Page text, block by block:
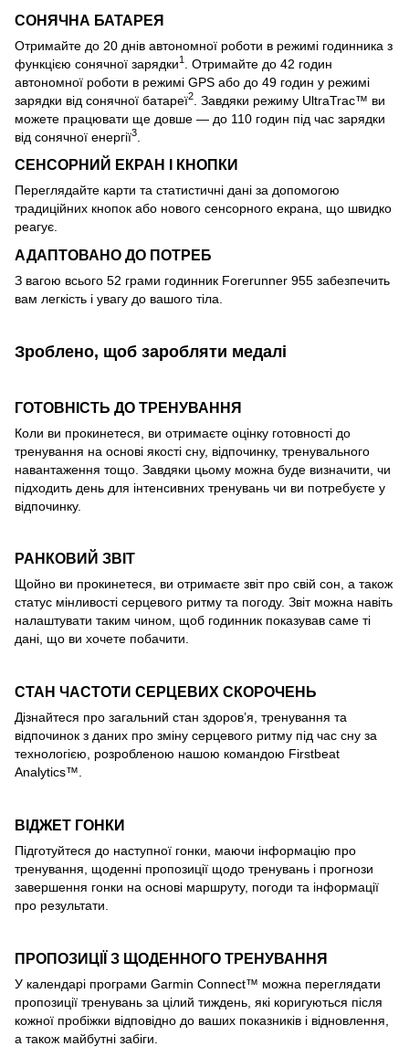
СОНЯЧНА БАТАРЕЯ
Отримайте до 20 днів автономної роботи в режимі годинника з
функцією сонячної зарядки1
. Отримайте до 42 годин
автономної роботи в режимі GPS або до 49 годин у режимі
зарядки від сонячної батареї2
. Завдяки режиму UltraTrac™ ви
можете працювати ще довше — до 110 годин під час зарядки
від сонячної енергії3
СЕНСОРНИЙ ЕКРАН І КНОПКИ
Переглядайте карти та статистичні дані за допомогою
традиційних кнопок або нового сенсорного екрана, що швидко
реагує.
АДАПТОВАНО ДО ПОТРЕБ
З вагою всього 52 грами годинник Forerunner 955 забезпечить
вам легкість і увагу до вашого тіла.
Зроблено, щоб заробляти медалі
ГОТОВНІСТЬ ДО ТРЕНУВАННЯ
Коли ви прокинетеся, ви отримаєте оцінку готовності до
тренування на основі якості сну, відпочинку, тренувального
навантаження тощо. Завдяки цьому можна буде визначити, чи
підходить день для інтенсивних тренувань чи ви потребуєте у
відпочинку.
РАНКОВИЙ ЗВІТ
Щойно ви прокинетеся, ви отримаєте звіт про свій сон, а також
статус мінливості серцевого ритму та погоду. Звіт можна навіть
налаштувати таким чином, щоб годинник показував саме ті
дані, що ви хочете побачити.
СТАН ЧАСТОТИ СЕРЦЕВИХ СКОРОЧЕНЬ
Дізнайтеся про загальний стан здоров’я, тренування та
відпочинок з даних про зміну серцевого ритму під час сну за
технологією, розробленою нашою командою Firstbeat
Analytics™.
ВІДЖЕТ ГОНКИ
Підготуйтеся до наступної гонки, маючи інформацію про
тренування, щоденні пропозиції щодо тренувань і прогнози
завершення гонки на основі маршруту, погоди та інформації
про результати.
ПРОПОЗИЦІЇ З ЩОДЕННОГО ТРЕНУВАННЯ
У календарі програми Garmin Connect™ можна переглядати
пропозиції тренувань за цілий тиждень, які коригуються після
кожної пробіжки відповідно до ваших показників і відновлення,
а також майбутні забіги.